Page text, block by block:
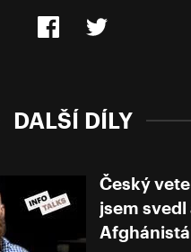
DALŠÍ DÍLY
Český
jsem svedl